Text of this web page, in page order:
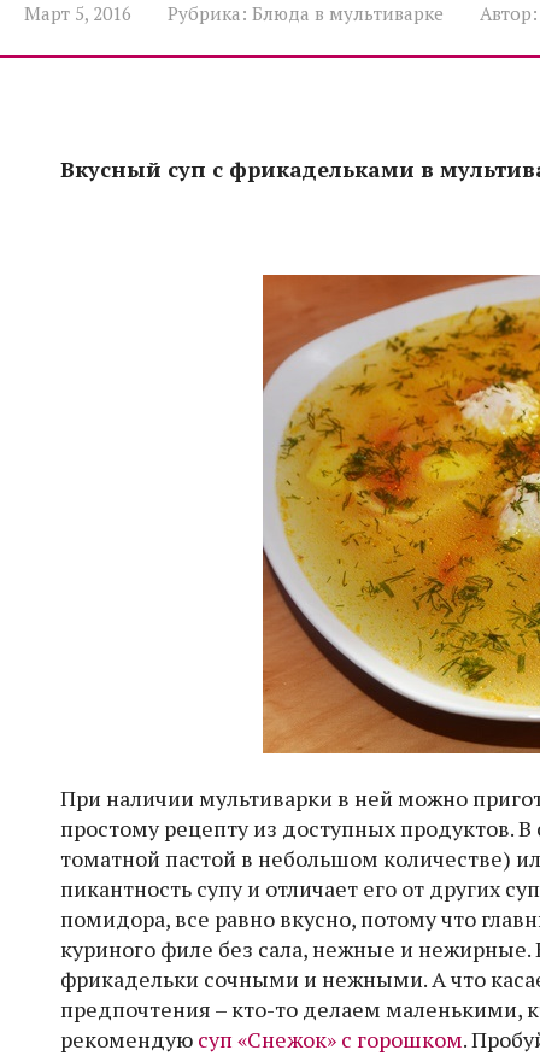
Март 5, 2016 Рубрика: Блюда в мультиварке Автор:
Вкусный суп с фрикадельками в
При наличии мультиварки в ней можно
простому рецепту из доступных продуктов.
томатной пастой в небольшом количестве)
пикантность супу и отличает его от других
помидора, все равно вкусно, потому что
куриного филе без сала, нежные и нежирные.
фрикадельки сочными и нежными. А что
предпочтения – кто-то делаем маленькими,
рекомендую суп «Снежок» с горошком.